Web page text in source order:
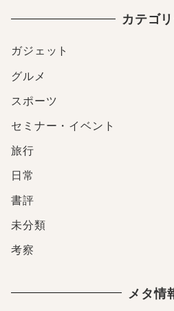
カテゴ
ガジェット
グルメ
スポーツ
セミナー・イベント
旅行
日常
書評
未分類
考察
メタ情